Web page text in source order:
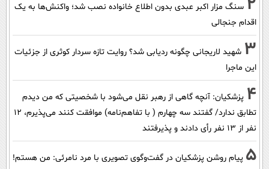
سنگ مزار اکبر عبدی بدون اطلاع خانواده نصب شد؛ واکنش‌ها به یک
اقدام جنجالی
3 شهید لاریجانی چگونه ردیابی شد؟ روایت تازه سردار کوثری از جزئیات
این ماجرا
4 پزشکیان‌: آنچه گاهی از رهبر نقل می‌شود با شخصیتی که من دیدم
تطابق ندارد/ گفتند سه چهارم ( با تفاهم‌نامه) موافقت کنند می‌پذیرم، 12
نفر از 13 نفر رأی دادند و پذیرفتند
5 پیام روشن پزشکیان در گفت‌و‌گوی تصویری با مرد نامرئی: من هستم!